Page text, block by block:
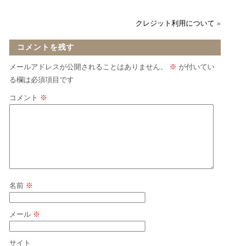
クレジット利用について »
コメントを残す
メールアドレスが公開されることはありません。 ※ が付いてい
る欄は必須項目です
コメント ※
名前 ※
メール ※
サイト